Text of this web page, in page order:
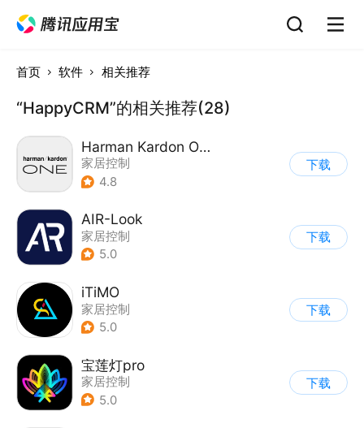
首页 软件 相关推荐
“HappyCRM”的相关推荐(28)
Harman Kardon One
家居控制
4.8
下载
AIR-Look
家居控制
5.0
下载
iTiMO
家居控制
5.0
下载
宝莲灯pro
家居控制
5.0
下载